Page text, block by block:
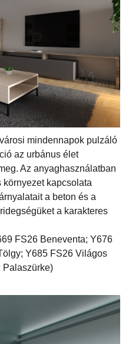
mindennapok pulzáló
az urbánus élet
Az anyaghasználatban
környezet kapcsolata
a beton és a
a karakteres
FS26 Beneventa; Y676
Y685 FS26 Világos
Palaszürke)